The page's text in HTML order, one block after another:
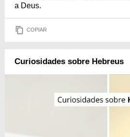
a Deus.
COPIAR
Curiosidades sobre Hebreus